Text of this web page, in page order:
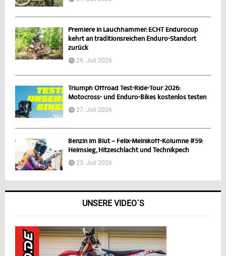
Premiere in Lauchhammer: ECHT Endurocup
kehrt an traditionsreichen Enduro-Standort
zurück
29. Juli 2026
Triumph Offroad Test-Ride-Tour 2026:
Motocross- und Enduro-Bikes kostenlos testen
27. Juli 2026
Benzin im Blut – Felix-Melnikoff-Kolumne #59:
Heimsieg, Hitzeschlacht und Technikpech
23. Juli 2026
UNSERE VIDEO´S